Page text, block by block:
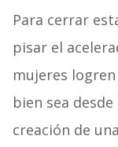
Para cerrar
pisar el
mujeres
bien sea
creación de